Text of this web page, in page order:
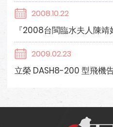
2008.10.22
『2008台閩臨水夫人陳
2009.02.23
立榮 DASH8-200 型飛機